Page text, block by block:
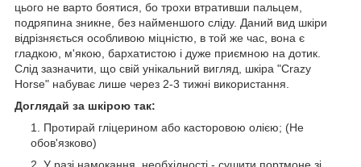
цього не варто боятися, бо трохи втративши пальцем,
подряпина зникне, без найменшого сліду. Даний вид шкіри
відрізняється особливою міцністю, в той же час, вона є
гладкою, м'якою, бархатистою і дуже приємною на дотик.
Слід зазначити, що свій унікальний вигляд, шкіра "Crazy
Horse" набуває лише через 2-3 тижні використання.
Доглядай за шкірою так:
Протирай гліцерином або касторовою олією; (Не
обов'язково)